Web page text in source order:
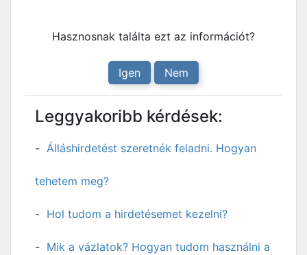
Hasznosnak találta ezt az információt?
Igen Nem
Leggyakoribb kérdések:
Álláshirdetést szeretnék feladni. Hogyan
tehetem meg?
Hol tudom a hirdetésemet kezelni?
Mik a vázlatok? Hogyan tudom használni a